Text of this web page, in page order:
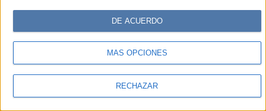
cambiar sus preferencias antes de otorgar su consentimiento.
Tenga en cuenta que algún procesamiento de sus datos
personales puede no requerir de su consentimiento, pero usted
tiene el derecho de rechazar tal procesamiento. Sus
sus preferencias o retirar su consentimiento en cualquier
MÁS OPCIONES
RECHAZAR
DE ACUERDO